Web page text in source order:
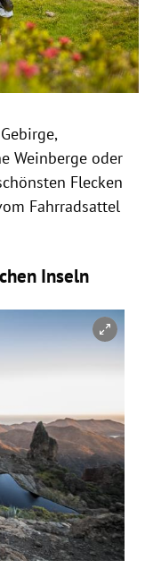
Weinberge oder
Flecken
Fahrradsattel
Inseln